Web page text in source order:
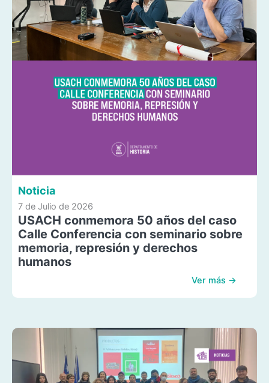
Noticia
7 de Julio de 2026
USACH conmemora 50 años del caso
Calle Conferencia con seminario sobre
memoria, represión y derechos
humanos
Ver más →